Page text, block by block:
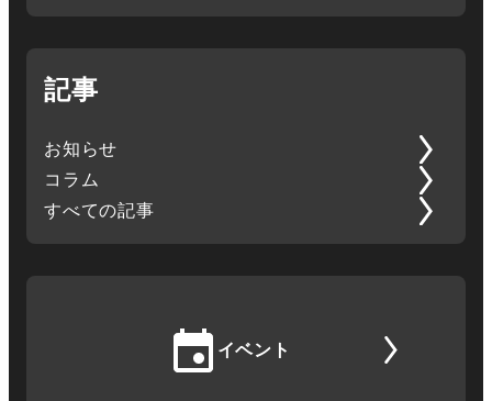
記事
お知らせ
コラム
すべての記事
イベント